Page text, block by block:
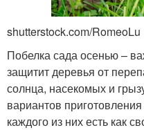
shutterstock.com/RomeoLu
Побелка сада осенью –
защитит деревья от
солнца, насекомых и
вариантов
каждого из них есть как